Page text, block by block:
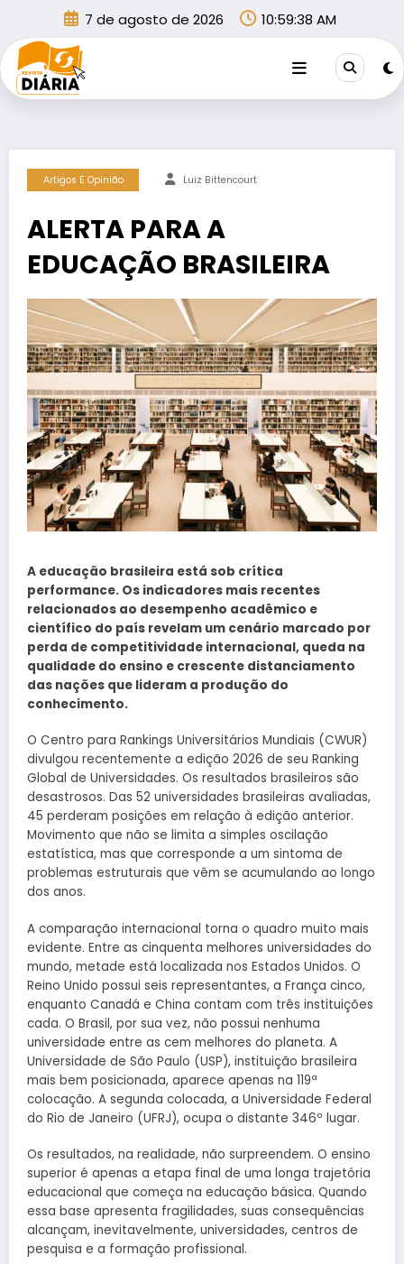
conteúdo
7 de agosto de 2026 10:59:39 AM
Artigos E Opinião Luiz Bittencourt
ALERTA PARA A
EDUCAÇÃO BRASILEIRA
A educação brasileira está sob crítica
performance. Os indicadores mais recentes
relacionados ao desempenho acadêmico e
científico do país revelam um cenário marcado por
perda de competitividade internacional, queda na
qualidade do ensino e crescente distanciamento
das nações que lideram a produção do
conhecimento.
O Centro para Rankings Universitários Mundiais (CWUR)
divulgou recentemente a edição 2026 de seu Ranking
Global de Universidades. Os resultados brasileiros são
desastrosos. Das 52 universidades brasileiras avaliadas,
45 perderam posições em relação à edição anterior.
Movimento que não se limita a simples oscilação
estatística, mas que corresponde a um sintoma de
problemas estruturais que vêm se acumulando ao longo
dos anos.
A comparação internacional torna o quadro muito mais
evidente. Entre as cinquenta melhores universidades do
mundo, metade está localizada nos Estados Unidos. O
Reino Unido possui seis representantes, a França cinco,
enquanto Canadá e China contam com três instituições
cada. O Brasil, por sua vez, não possui nenhuma
universidade entre as cem melhores do planeta. A
Universidade de São Paulo (USP), instituição brasileira
mais bem posicionada, aparece apenas na 119ª
colocação. A segunda colocada, a Universidade Federal
do Rio de Janeiro (UFRJ), ocupa o distante 346º lugar.
Os resultados, na realidade, não surpreendem. O ensino
superior é apenas a etapa final de uma longa trajetória
educacional que começa na educação básica. Quando
essa base apresenta fragilidades, suas consequências
alcançam, inevitavelmente, universidades, centros de
pesquisa e a formação profissional.